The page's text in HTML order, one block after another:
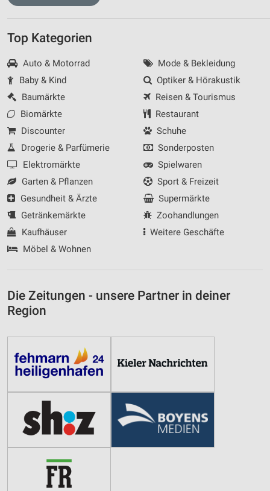
Top Kategorien
Auto & Motorrad
Baby & Kind
Baumärkte
Biomärkte
Discounter
Drogerie & Parfümerie
Elektromärkte
Garten & Pflanzen
Gesundheit & Ärzte
Getränkemärkte
Kaufhäuser
Möbel & Wohnen
Mode & Bekleidung
Optiker & Hörakustik
Reisen & Tourismus
Restaurant
Schuhe
Sonderposten
Spielwaren
Sport & Freizeit
Supermärkte
Zoohandlungen
Weitere Geschäfte
Die Zeitungen - unsere Partner in deiner
Region